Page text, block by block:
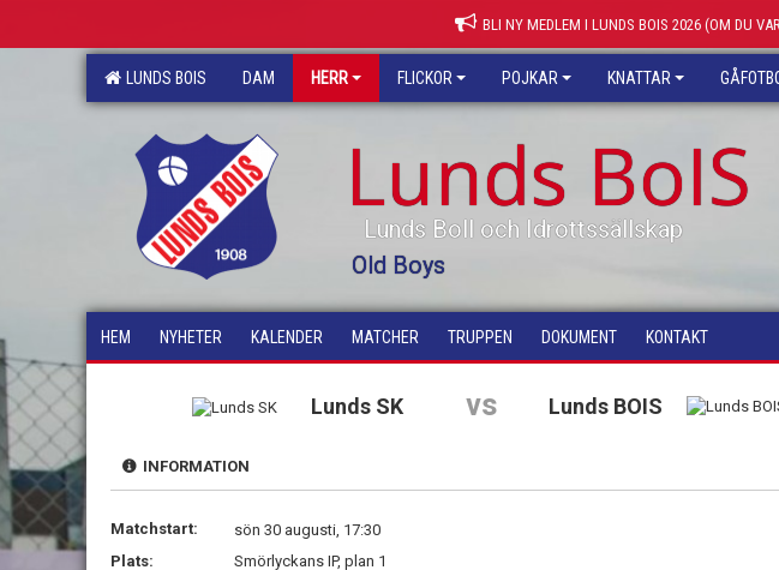
BLI NY MEDLEM I LUNDS BOIS 2026 (OM DU
LUNDS BOIS DAM HERR FLICKOR POJKAR KNATTAR
Lunds BoIS
Lunds Boll och Idrottssällskap
Old Boys
HEM NYHETER KALENDER MATCHER TRUPPEN DOKUMENT KONTAKT
Lunds SK vs Lunds BOIS
INFORMATION
Matchstart:
sön 30 augusti, 17:30
Plats:
Smörlyckans IP, plan 1